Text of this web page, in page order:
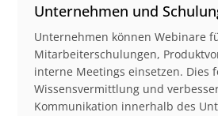
Unternehmen und
Unternehmen können Webinare
Mitarbeiterschulungen,
interne Meetings einsetzen. Dies
Wissensvermittlung und
Kommunikation innerhalb des